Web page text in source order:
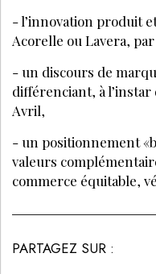
- l’innovation produit
Acorelle ou Lavera,
- un discours de
différenciant, à
Avril,
- un positionnement
valeurs
commerce équitable,
PARTAGEZ SUR :